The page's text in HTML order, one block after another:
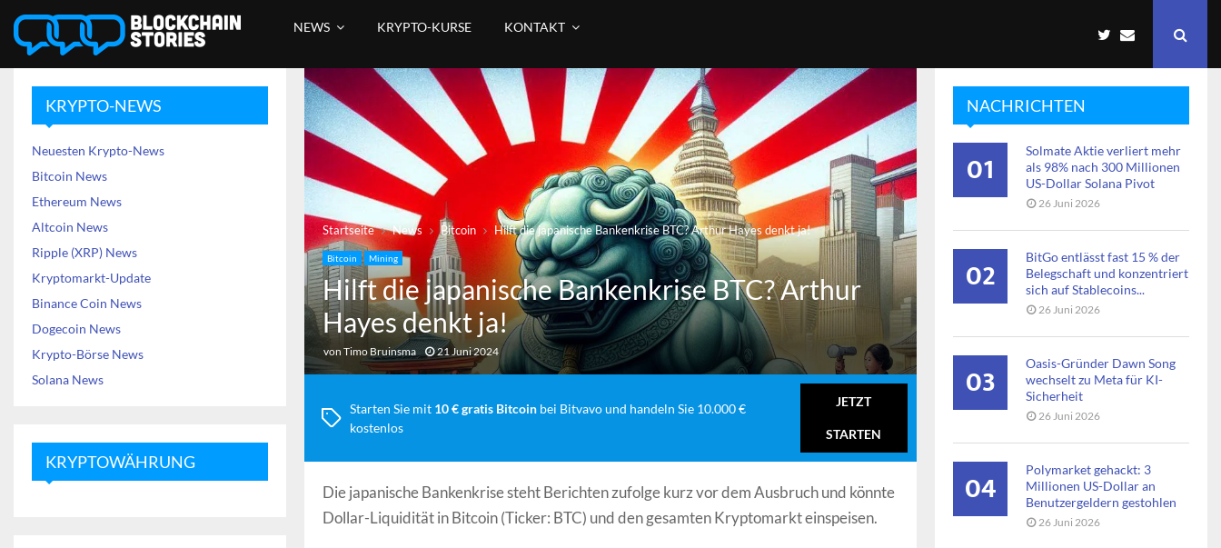
NEWS KRYPTO-KURSE KONTAKT
Startseite News Bitcoin Hilft die japanische Bankenkrise BTC? Arthur Hayes denkt ja!
Bitcoin Mining
Hilft die japanische Bankenkrise BTC? Arthur
Hayes denkt ja!
von Timo Bruinsma 21 Juni 2024
Starten Sie mit 10 € gratis Bitcoin bei Bitvavo und handeln Sie 10.000 €
kostenlos
JETZT
STARTEN
Die japanische Bankenkrise steht Berichten zufolge kurz vor dem Ausbruch und könnte
Dollar-Liquidität in Bitcoin (Ticker: BTC) und den gesamten Kryptomarkt einspeisen.
KRYPTO-NEWS
Neuesten Krypto-News
Bitcoin News
Ethereum News
Altcoin News
Ripple (XRP) News
Kryptomarkt-Update
Binance Coin News
Dogecoin News
Krypto-Börse News
Solana News
KRYPTOWÄHRUNG
NACHRICHTEN
01
Solmate Aktie verliert mehr
als 98% nach 300 Millionen
US-Dollar Solana Pivot
26 Juni 2026
02
BitGo entlässt fast 15 % der
Belegschaft und konzentriert
sich auf Stablecoins...
26 Juni 2026
03
Oasis-Gründer Dawn Song
wechselt zu Meta für KI-
Sicherheit
26 Juni 2026
04
Polymarket gehackt: 3
Millionen US-Dollar an
Benutzergeldern gestohlen
26 Juni 2026